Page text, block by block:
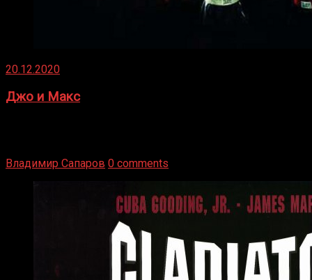
20.12.2020
Джо и Макс
Владимир Сапаров 0 comments